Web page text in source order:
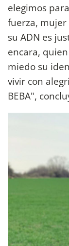
elegimos
fuerza, mujer
su ADN es
encara,
miedo su
vivir con
BEBA",